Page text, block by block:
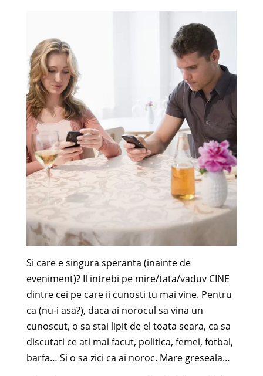
Si care e singura speranta (inainte de
eveniment)? Il intrebi pe mire/tata/vaduv CINE
dintre cei pe care ii cunosti tu mai vine. Pentru
ca (nu-i asa?), daca ai norocul sa vina un
cunoscut, o sa stai lipit de el toata seara, ca sa
discutati ce ati mai facut, politica, femei, fotbal,
barfa… Si o sa zici ca ai noroc. Mare greseala…